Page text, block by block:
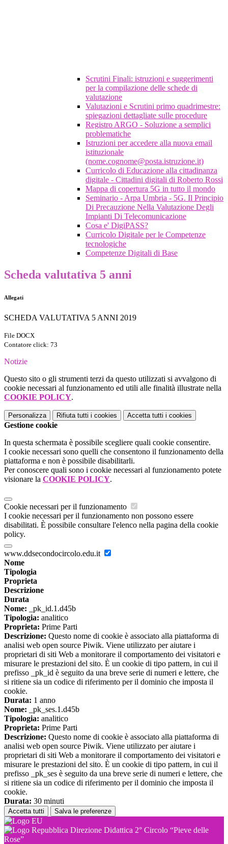
Scrutini Finali: istruzioni e suggerimenti
per la compilazione delle schede di
valutazione
Valutazioni e Scrutini primo quadrimestre:
spiegazioni dettagliate sulle procedure
Registro ARGO - Soluzione a semplici
problematiche
Istruzioni per accedere alla nuova email
istituzionale
(nome.cognome@posta.istruzione.it)
Curricolo di Educazione alla cittadinanza
digitale - Cittadini digitali di Roberto Rossi
Mappa di copertura 5G in tutto il mondo
Seminario - Arpa Umbria - 5G. Il Principio
Di Precauzione Nella Valutazione Degli
Impianti Di Telecomunicazione
Cosa e' DigiPASS?
Curricolo Digitale per le Competenze
tecnologiche
Competenze Digitali di Base
Scheda valutativa 5 anni
Allegati
SCHEDA VALUTATIVA 5 ANNI 2019
File DOCX
Contatore click: 73
Notizie
Questo sito o gli strumenti terzi da questo utilizzati si avvalgono di
cookie necessari al funzionamento ed utili alle finalità illustrate nella
COOKIE POLICY.
Personalizza Rifiuta tutti i cookies Accetta tutti i cookies
Gestione cookie
In questa schermata è possibile scegliere quali cookie consentire.
I cookie necessari sono quelli che consentono il funzionamento della
piattaforma e non è possibile disabilitarli.
Per conoscere quali sono i cookie necessari al funzionamento potete
visionare la COOKIE POLICY.
Cookie necessari per il funzionamento
I cookie necessari per il funzionamento non possono essere
disabilitati. È possibile consultare l'elenco nella pagina della cookie
policy.
www.ddsecondocircolo.edu.it
Nome
Tipologia
Proprieta
Descrizione
Durata
Nome: _pk_id.1.d45b
Tipologia: analitico
Proprieta: Prime Parti
Descrizione: Questo nome di cookie è associato alla piattaforma di
analisi web open source Piwik. Viene utilizzato per aiutare i
proprietari di siti Web a monitorare il comportamento dei visitatori e
misurare le prestazioni del sito. È un cookie di tipo pattern, in cui il
prefisso _pk_id è seguito da una breve serie di numeri e lettere, che
si ritiene sia un codice di riferimento per il dominio che imposta il
cookie.
Durata: 1 anno
Nome: _pk_ses.1.d45b
Tipologia: analitico
Proprieta: Prime Parti
Descrizione: Questo nome di cookie è associato alla piattaforma di
analisi web open source Piwik. Viene utilizzato per aiutare i
proprietari di siti Web a monitorare il comportamento dei visitatori e
misurare le prestazioni del sito. È un cookie di tipo pattern, in cui il
prefisso _pk_ses è seguito da una breve serie di numeri e lettere, che
si ritiene sia un codice di riferimento per il dominio che imposta il
cookie.
Durata: 30 minuti
Accetta tutti Salva le preferenze
Direzione Didattica 2° Circolo “Pieve delle
Rose”